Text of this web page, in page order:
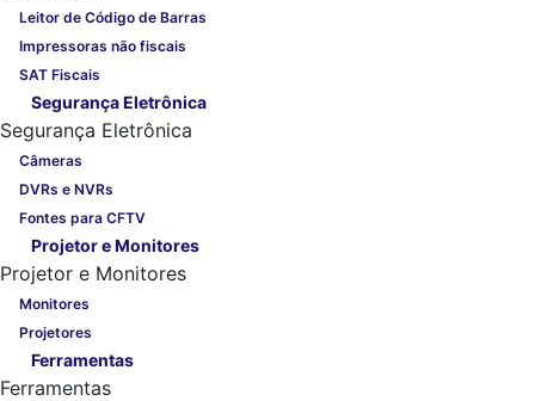
Leitor de Código de Barras
Impressoras não fiscais
SAT Fiscais
Segurança Eletrônica
Segurança Eletrônica
Câmeras
DVRs e NVRs
Fontes para CFTV
Projetor e Monitores
Projetor e Monitores
Monitores
Projetores
Ferramentas
Ferramentas